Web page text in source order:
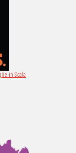
in Scala